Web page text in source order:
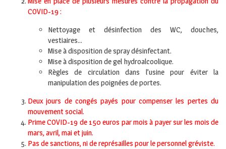
COVID-19 :
Nettoyage et désinfection des WC, douches,
vestiaires…
Mise à disposition de spray désinfectant.
Mise à disposition de gel hydroalcoolique.
Règles de circulation dans l’usine pour éviter la
manipulation des poignées de portes.
Deux jours de congés payés pour compenser les pertes du
mouvement social.
Prime COVID-19 de 150 euros par mois à payer sur les mois de
mars, avril, mai et juin.
Pas de sanctions, ni de représailles pour le personnel gréviste.